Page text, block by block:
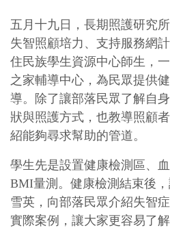
五月十九日，長期照護研究
失智照顧培力、支持服務網
住民族學生資源中心師生，
之家輔導中心，為民眾提供
導。除了讓部落民眾了解自
狀與照護方式，也教導照顧
紹能夠尋求幫助的管道。
學生先是設置健康檢測區、
BMI量測。健康檢測結束後
雪英，向部落民眾介紹失智
實際案例，讓大家更容易了